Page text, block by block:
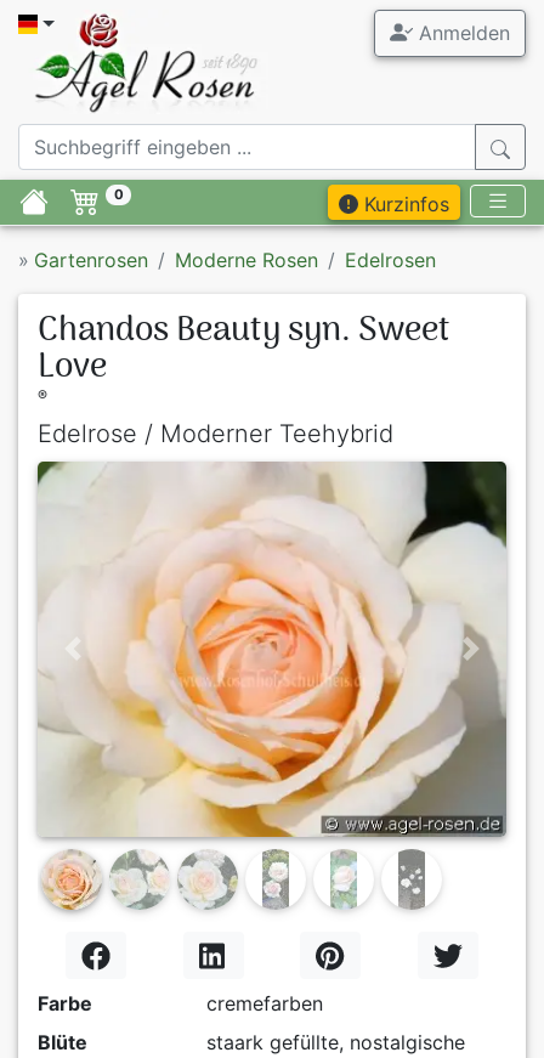
Anmelden
0 Kurzinfos
» Gartenrosen Moderne Rosen Edelrosen
Chandos Beauty syn. Sweet
Love
®
Edelrose / Moderner Teehybrid
Previous Next
Farbe
cremefarben
Blüte
staark gefüllte, nostalgische